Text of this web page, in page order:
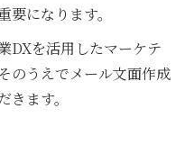
になります。
DXを活用したマーケテ
のうえでメール文面作成
ます。